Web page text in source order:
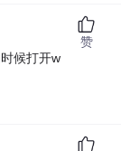
候打开w
赞